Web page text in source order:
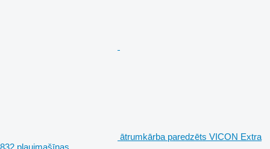
ātrumkārba paredzēts VICON Extra
832 pļaujmašīnas